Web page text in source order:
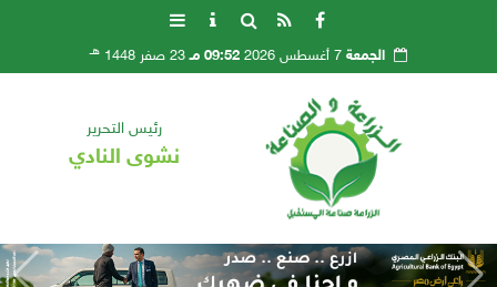
الجمعة 09:52 مـ 23 صفر 1448 هـ
رئيس التحرير
نشوى النادي